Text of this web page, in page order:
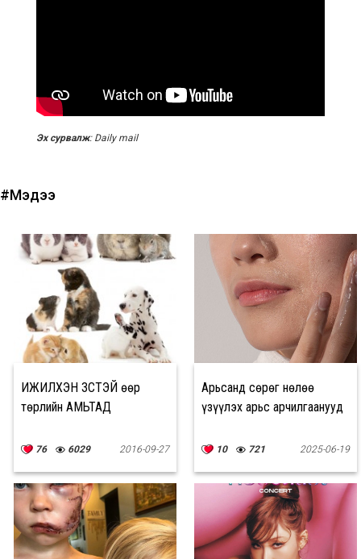
Эх сурвалж: Daily mail
#Мэдээ
ИЖИЛХЭН ЗҮСТЭЙ өөр
төрлийн АМЬТАД
76 6029 2016-09-27
Арьсанд сөрөг нөлөө
үзүүлэх арьс арчилгаанууд
10 721 2025-06-19